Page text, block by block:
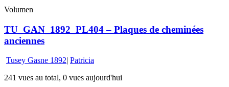
Volumen
TU_GAN_1892_PL404 – Plaques de cheminées
anciennes
Tusey Gasne 1892 Patricia
241 vues au total, 0 vues aujourd'hui